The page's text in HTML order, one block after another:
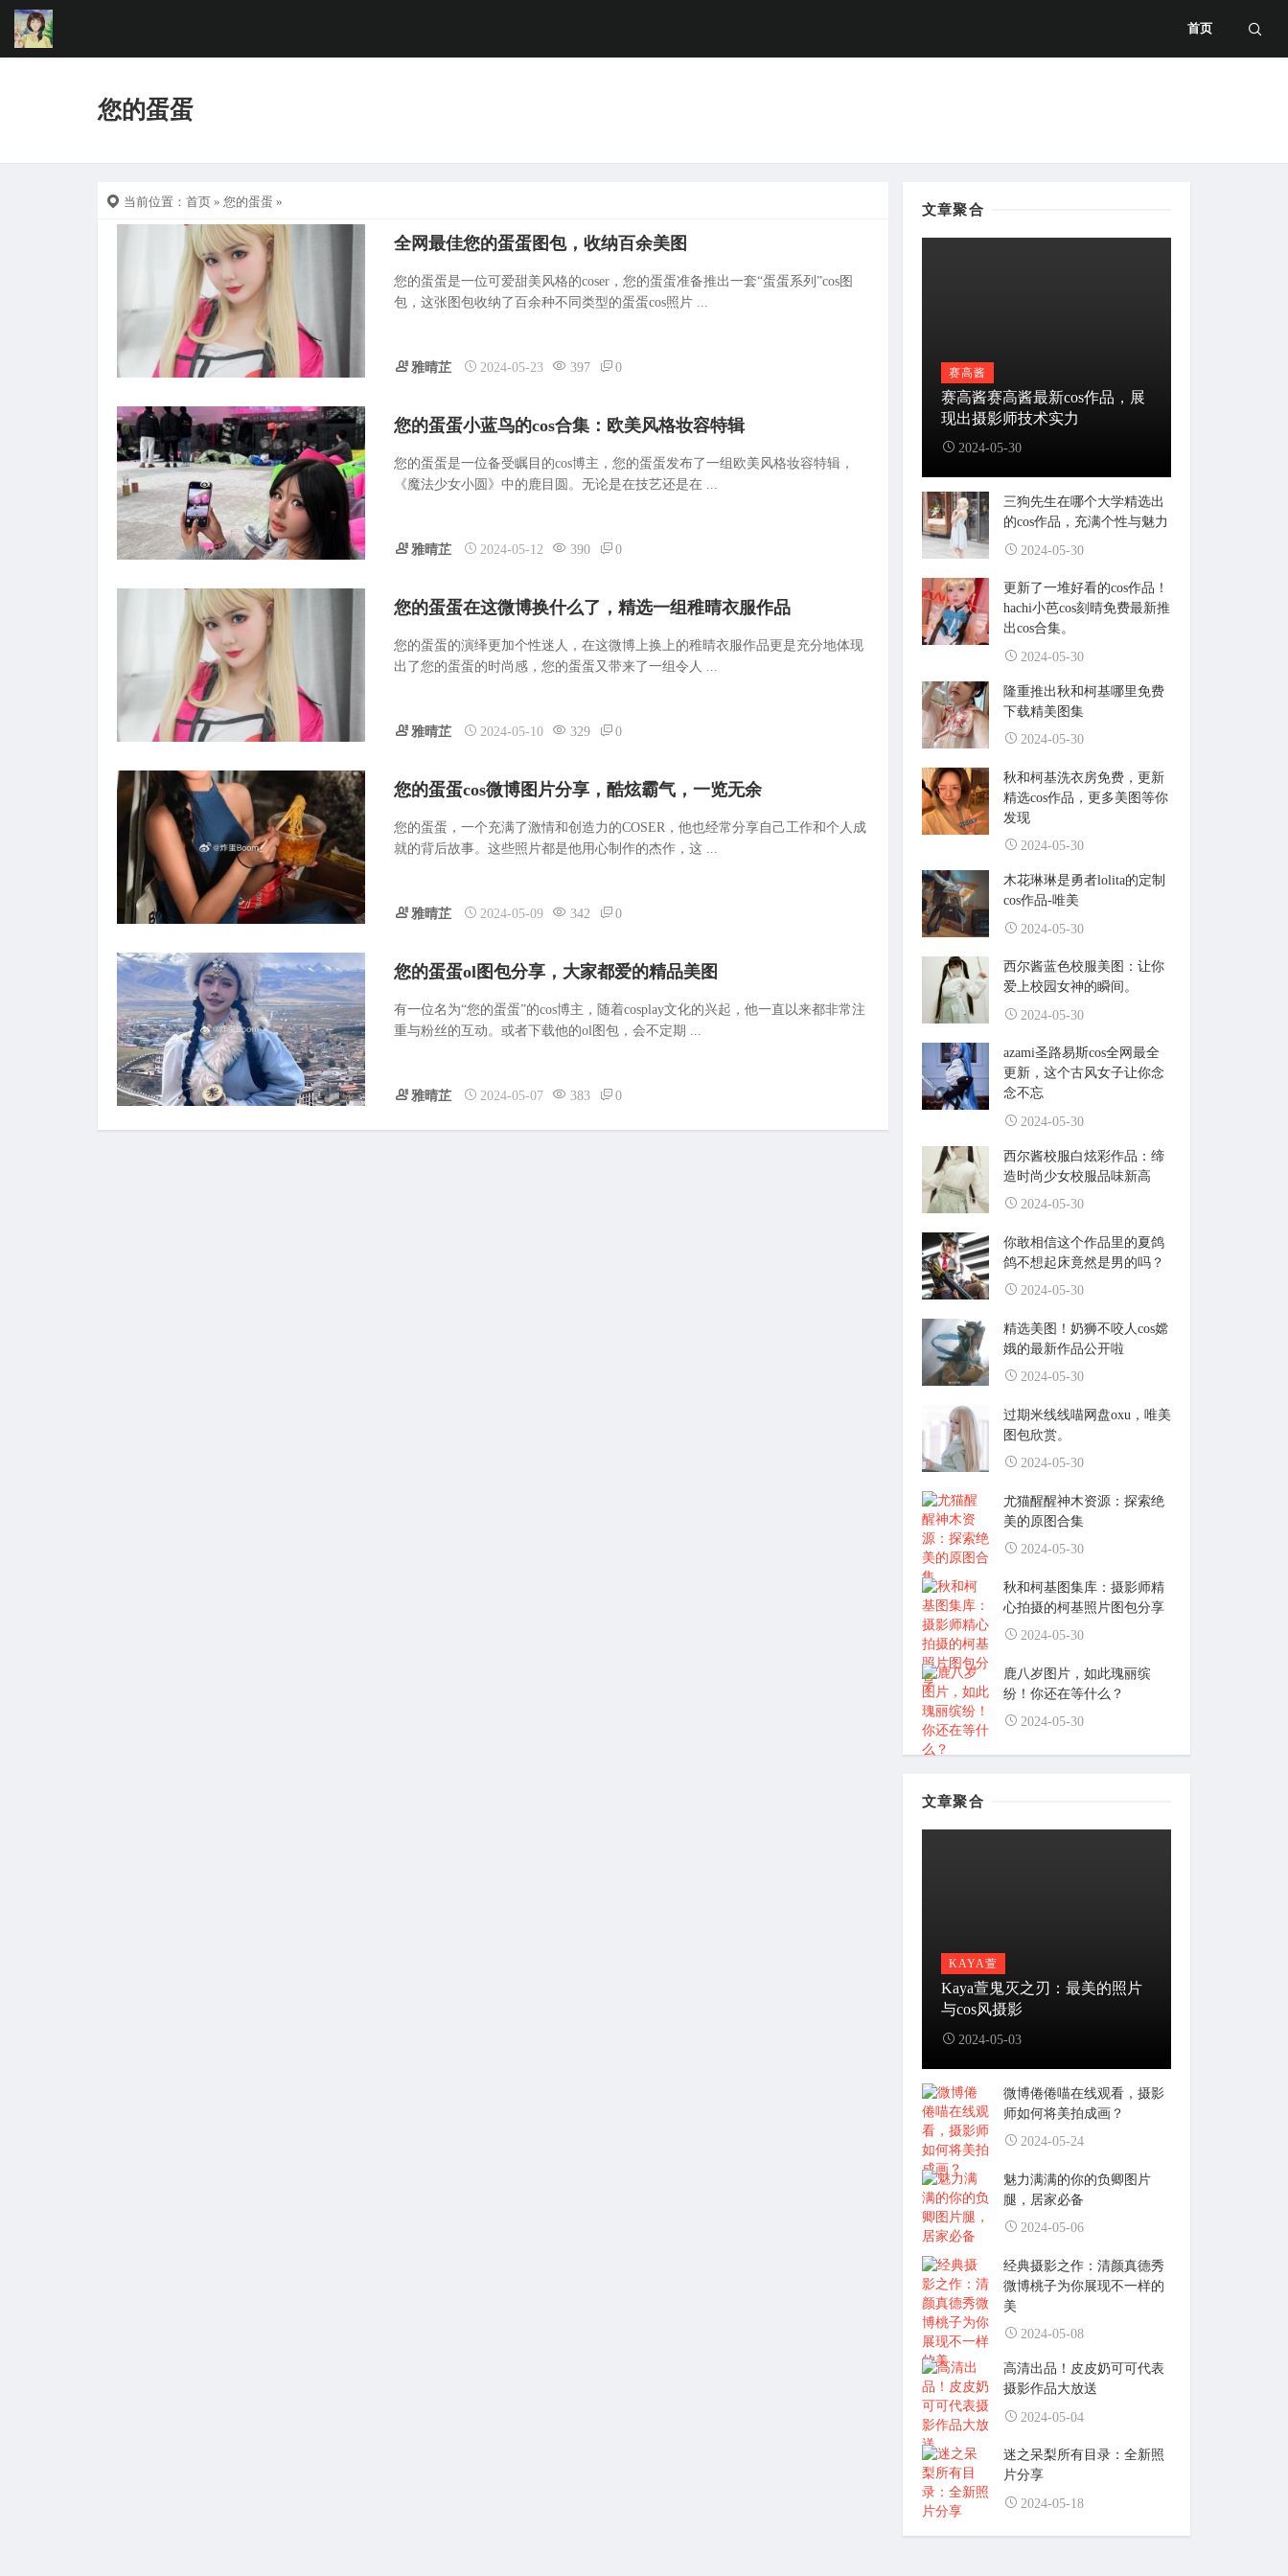
首页
您的蛋蛋
当前位置： 首页 » 您的蛋蛋 »
全网最佳您的蛋蛋图包，收纳百余美图
您的蛋蛋是一位可爱甜美风格的coser，您的蛋蛋准备推出一套“蛋蛋系列”cos图
包，这张图包收纳了百余种不同类型的蛋蛋cos照片 ...
雅晴芷 2024-05-23 397 0
您的蛋蛋小蓝鸟的cos合集：欧美风格妆容特辑
您的蛋蛋是一位备受瞩目的cos博主，您的蛋蛋发布了一组欧美风格妆容特辑，
《魔法少女小圆》中的鹿目圆。无论是在技艺还是在 ...
雅晴芷 2024-05-12 390 0
您的蛋蛋在这微博换什么了，精选一组稚晴衣服作品
您的蛋蛋的演绎更加个性迷人，在这微博上换上的稚晴衣服作品更是充分地体现
出了您的蛋蛋的时尚感，您的蛋蛋又带来了一组令人 ...
雅晴芷 2024-05-10 329 0
您的蛋蛋cos微博图片分享，酷炫霸气，一览无余
您的蛋蛋，一个充满了激情和创造力的COSER，他也经常分享自己工作和个人成
就的背后故事。这些照片都是他用心制作的杰作，这 ...
雅晴芷 2024-05-09 342 0
您的蛋蛋ol图包分享，大家都爱的精品美图
有一位名为“您的蛋蛋”的cos博主，随着cosplay文化的兴起，他一直以来都非常注
重与粉丝的互动。或者下载他的ol图包，会不定期 ...
雅晴芷 2024-05-07 383 0
文章聚合
赛高酱
赛高酱赛高酱最新cos作品，展
现出摄影师技术实力
2024-05-30
三狗先生在哪个大学精选出
的cos作品，充满个性与魅力
2024-05-30
更新了一堆好看的cos作品！
hachi小芭cos刻晴免费最新推
出cos合集。
2024-05-30
隆重推出秋和柯基哪里免费
下载精美图集
2024-05-30
秋和柯基洗衣房免费，更新
精选cos作品，更多美图等你
发现
2024-05-30
木花琳琳是勇者lolita的定制
cos作品-唯美
2024-05-30
西尔酱蓝色校服美图：让你
爱上校园女神的瞬间。
2024-05-30
azami圣路易斯cos全网最全
更新，这个古风女子让你念
念不忘
2024-05-30
西尔酱校服白炫彩作品：缔
造时尚少女校服品味新高
2024-05-30
你敢相信这个作品里的夏鸽
鸽不想起床竟然是男的吗？
2024-05-30
精选美图！奶狮不咬人cos嫦
娥的最新作品公开啦
2024-05-30
过期米线线喵网盘oxu，唯美
图包欣赏。
2024-05-30
尤猫醒醒神木资源：探索绝
美的原图合集
2024-05-30
秋和柯基图集库：摄影师精
心拍摄的柯基照片图包分享
2024-05-30
鹿八岁图片，如此瑰丽缤
纷！你还在等什么？
2024-05-30
文章聚合
KAYA萱
Kaya萱鬼灭之刃：最美的照片
与cos风摄影
2024-05-03
微博倦倦喵在线观看，摄影
师如何将美拍成画？
2024-05-24
魅力满满的你的负卿图片
腿，居家必备
2024-05-06
经典摄影之作：清颜真德秀
微博桃子为你展现不一样的
美
2024-05-08
高清出品！皮皮奶可可代表
摄影作品大放送
2024-05-04
迷之呆梨所有目录：全新照
片分享
2024-05-18